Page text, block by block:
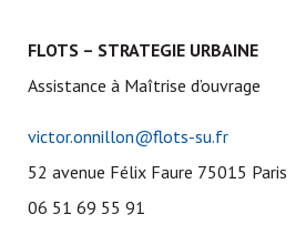
FLOTS – STRATEGIE URBAINE
Assistance à Maîtrise d’ouvrage
victor.onnillon@flots-su.fr
52 avenue Félix Faure 75015 Paris
06 51 69 55 91